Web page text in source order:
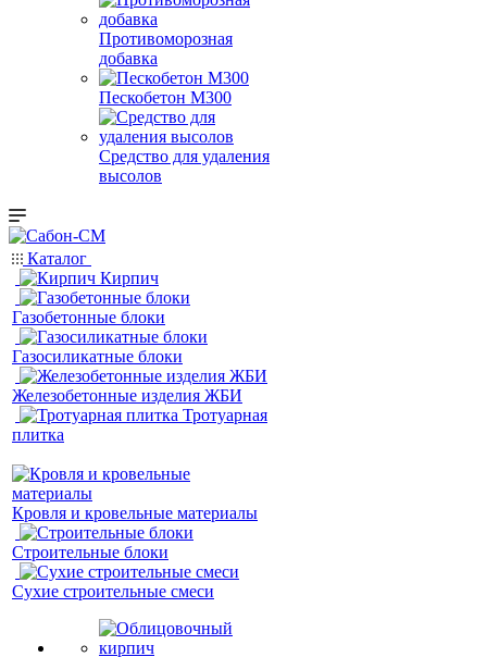
Противоморозная
добавка
Пескобетон М300
Средство для удаления
высолов
Каталог
Кирпич
Газобетонные блоки
Газосиликатные блоки
Железобетонные изделия ЖБИ
Тротуарная
плитка
Кровля и кровельные материалы
Строительные блоки
Сухие строительные смеси